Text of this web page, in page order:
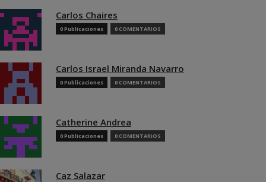
Carlos Chaires
0 Publicaciones 0 COMENTARIOS
Carlos Israel Miranda Navarro
0 Publicaciones 0 COMENTARIOS
Catherine Andrea
0 Publicaciones 0 COMENTARIOS
Caz Salazar